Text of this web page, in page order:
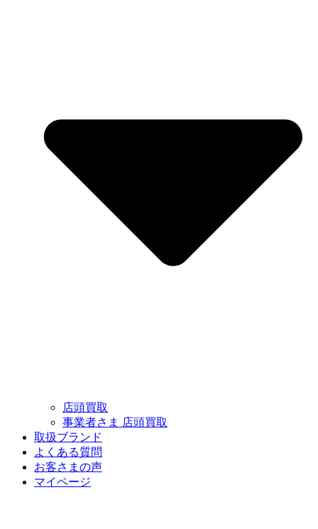
店頭買取
事業者さま 店頭買取
取扱ブランド
よくある質問
お客さまの声
マイページ